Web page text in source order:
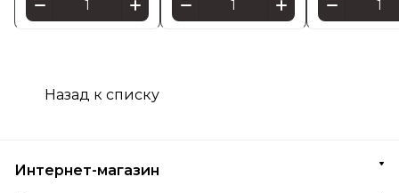
Назад к списку
Интернет-магазин